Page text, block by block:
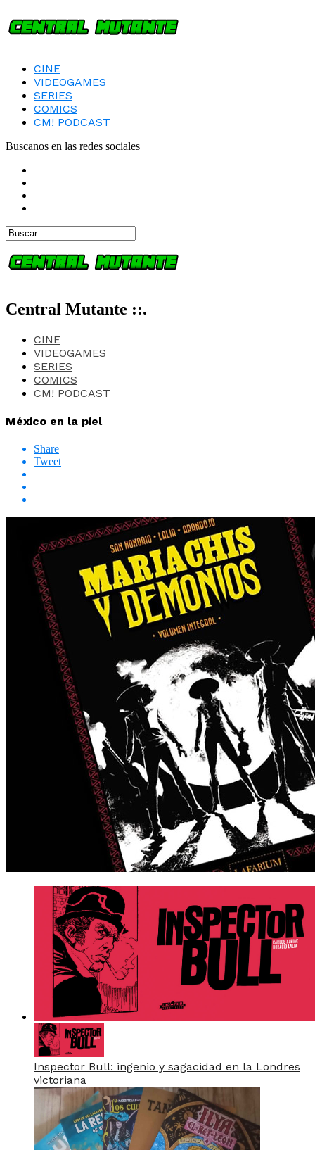
CINE
VIDEOGAMES
SERIES
COMICS
CM! PODCAST
Buscanos en las redes sociales
Central Mutante ::.
CINE
VIDEOGAMES
SERIES
COMICS
CM! PODCAST
México en la piel
Share
Tweet
Inspector Bull: ingenio y sagacidad en la Londres
victoriana